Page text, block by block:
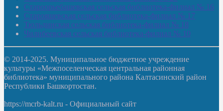
Староорьебашевская сельская библиотека-филиал № 16
Старояшевская сельская библиотека-филиал № 17
Тюльдинская сельская библиотека-филиал № 18
Чилибеевская сельская библиотека-филиал № 10
© 2014-2025. Муниципальное бюджетное учреждение
культуры «Межпоселенческая центральная районная
библиотека» муниципального района Калтасинский район
Республики Башкортостан.
https://mcrb-kalt.ru - Официальный сайт